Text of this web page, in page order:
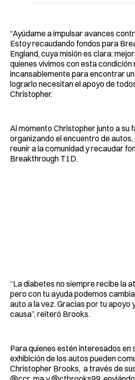
“Ayúdame a impulsar avances
Estoy recaudando fondos para
England, cuya misión es clara:
quienes vivimos con esta
incansablemente para encontrar
lograrlo necesitan el apoyo de
Christopher.
Al momento Christopher junto a su
organizando el encuentro de
reunir a la comunidad y recaudar
Breakthrough T1D.
“La diabetes no siempre recibe la
pero con tu ayuda podemos
auto a la vez. Gracias por tu apoyo
causa”, reiteró Brooks.
Para quienes estén interesados en
exhibición de los autos pueden
Christopher Brooks, a través de